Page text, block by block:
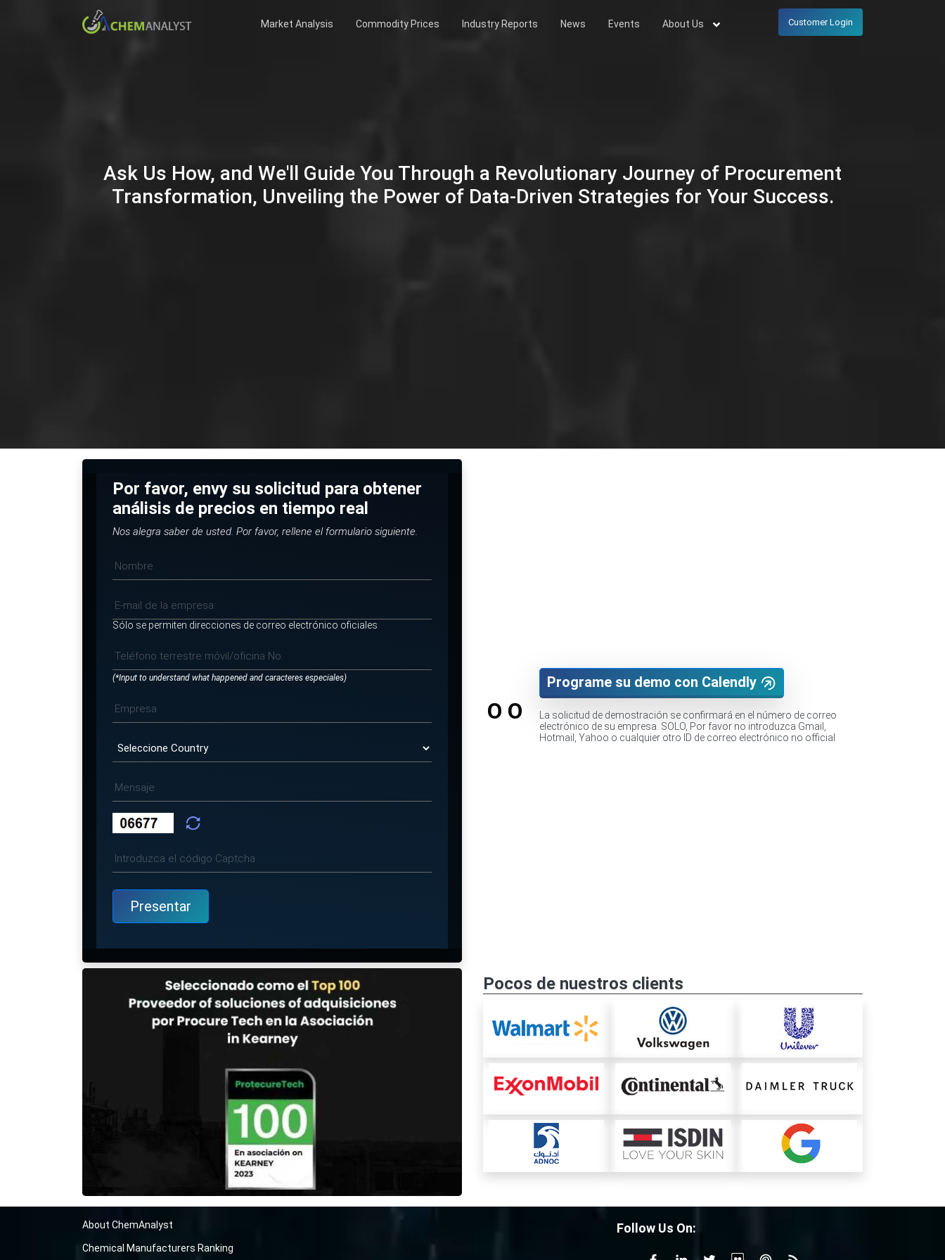
Market Analysis Commodity Prices Industry Reports News Events About Us Customer Login
Ask Us How, and We'll Guide You Through a Revolutionary Journey of Procurement
Transformation, Unveiling the Power of Data-Driven Strategies for Your Success.
Por favor, envy su solicitud para obtener
análisis de precios en tiempo real
Nos alegra saber de usted. Por favor, rellene el formulario siguiente.
Sólo se permiten direcciones de correo electrónico oficiales
(*Input to understand what happened and caracteres especiales)
O O
Programe su demo con Calendly
La solicitud de demostración se confirmará en el número de correo
electrónico de su empresa. SOLO, Por favor no introduzca Gmail,
Hotmail, Yahoo o cualquier otro ID de correo electrónico no official
Pocos de nuestros clients
About ChemAnalyst
Chemical Manufacturers Ranking
Follow Us On: